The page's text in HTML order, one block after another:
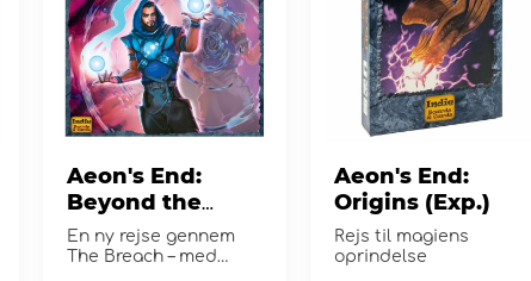
Aeon's End:
Beyond the
Breach
En ny rejse gennem
The Breach – med
Aeon's End:
Origins (Exp.)
Rejs til magiens
oprindelse